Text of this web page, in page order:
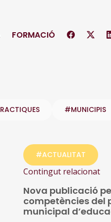
FORMACIÓ
#MUNICIPIS
#ACTUALITAT
Contingut relacionat
Nova publicació
competències del
municipal